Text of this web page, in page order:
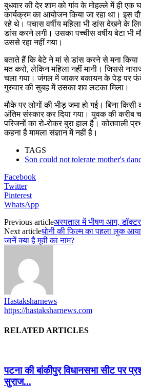
बुधवार की देर शाम को गांव के मोहल्ले में ही
कार्यक्रम का आयोजन किया जा रहा था। इस
रहे थे। पचास वर्षीय महिला भी डांस देखने के
डांस करने लगी। उसका पच्चीस वर्षीय बेटा भी
उससे रहा नहीं गया।
बताते हैं कि बेटे ने मां से डांस करने से मना
मत करो, लेकिन महिला नहीं मानी। जिससे
चला गया। जंगल में जाकर बकायन के पेड़ पर
गुरुवार की सुबह में उसका शव लटका मिला।
मौके पर लोगों की भीड़ जमा हो गई। बिना किसी
अंतिम संस्कार कर दिया गया। युवक की करीब
परिजनों का रो-रोकर बुरा हाल है। कोतवाली
कहना है मामला संज्ञान में नहीं है।
TAGS
Son could not tolerate mother's
Facebook
Twitter
Pinterest
WhatsApp
Previous articleअस्पताल में भीषण आग,
Next articleधोनी की फिल्‍म का पहला लुक
जानें क्‍या है मूवी का नाम?
Hastaksharnews
https://hastaksharnews.com
RELATED ARTICLES
पटना की बांकीपुर विधानसभा सीट पर
सुराज...